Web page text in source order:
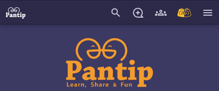
search menu